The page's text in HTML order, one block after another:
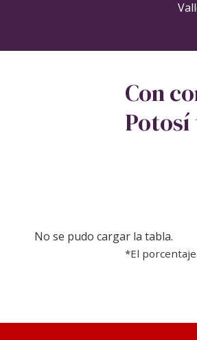
Con
No se pudo cargar la tabla.
*El